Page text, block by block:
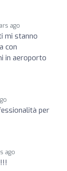
ago
mi stanno
con
in aeroporto
per
ago